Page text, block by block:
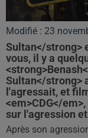
Modifié : 23
Sultan</strong>
vous, il y a
Sultan</strong>
l'agressait, et
<em>CDG</
sur l'agression
Après son